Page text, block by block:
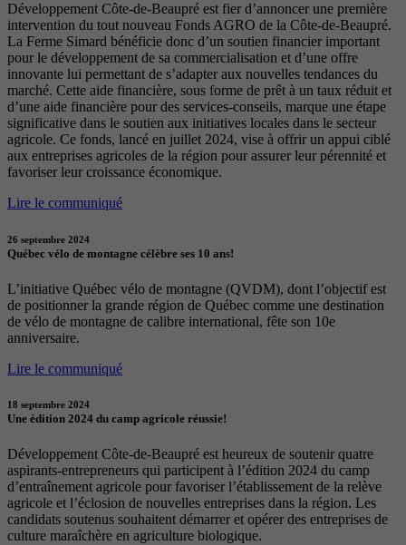
Développement Côte-de-Beaupré est fier d’annoncer une première
intervention du tout nouveau Fonds AGRO de la Côte-de-Beaupré.
La Ferme Simard bénéficie donc d’un soutien financier important
pour le développement de sa commercialisation et d’une offre
innovante lui permettant de s’adapter aux nouvelles tendances du
marché. Cette aide financière, sous forme de prêt à un taux réduit et
d’une aide financière pour des services-conseils, marque une étape
significative dans le soutien aux initiatives locales dans le secteur
agricole. Ce fonds, lancé en juillet 2024, vise à offrir un appui ciblé
aux entreprises agricoles de la région pour assurer leur pérennité et
favoriser leur croissance économique.
Lire le communiqué
26 septembre 2024
Québec vélo de montagne célèbre ses 10 ans!
L’initiative Québec vélo de montagne (QVDM), dont l’objectif est
de positionner la grande région de Québec comme une destination
de vélo de montagne de calibre international, fête son 10e
anniversaire.
Lire le communiqué
18 septembre 2024
Une édition 2024 du camp agricole réussie!
Développement Côte-de-Beaupré est heureux de soutenir quatre
aspirants-entrepreneurs qui participent à l’édition 2024 du camp
d’entraînement agricole pour favoriser l’établissement de la relève
agricole et l’éclosion de nouvelles entreprises dans la région. Les
candidats soutenus souhaitent démarrer et opérer des entreprises de
culture maraîchère en agriculture biologique.